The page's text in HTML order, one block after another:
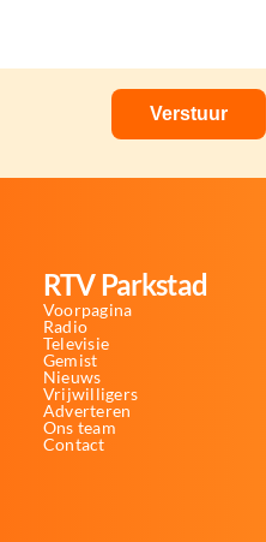
RTV Parkstad
Voorpagina
Radio
Televisie
Gemist
Nieuws
Vrijwilligers
Adverteren
Ons team
Contact